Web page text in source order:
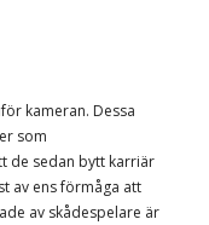
kameran. Dessa
som
de sedan bytt karriär
av ens förmåga att
av skådespelare är